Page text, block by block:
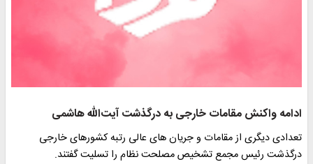
ادامه واکنش مقامات خارجی به درگذشت آیت‌الله هاشمی
تعدادی دیگری از مقامات و جریان های عالی رتبه کشورهای خارجی
درگذشت رئیس مجمع تشخیص مصلحت نظام را تسلیت گفتند.